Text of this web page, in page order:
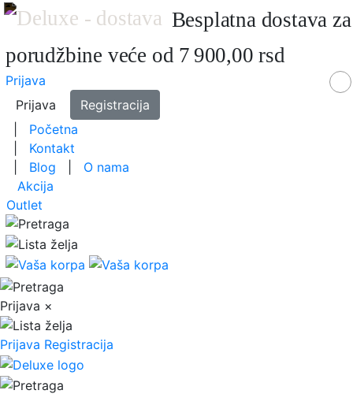
Besplatna dostava za
porudžbine veće od 7 900,00 rsd
Prijava
Prijava
Registracija
Početna
Kontakt
Blog
O nama
Akcija
Outlet
Prijava ×
Prijava Registracija